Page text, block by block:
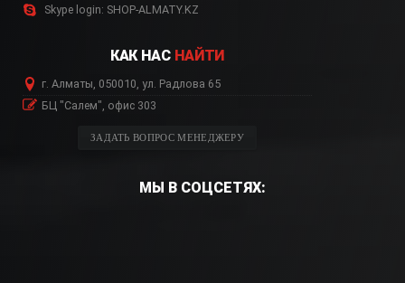
Skype login: SHOP-ALMATY.KZ
КАК НАС НАЙТИ
г. Алматы, 050010, ул. Радлова 65
БЦ "Салем", офис 303
ЗАДАТЬ ВОПРОС МЕНЕДЖЕРУ
МЫ В СОЦСЕТЯХ: